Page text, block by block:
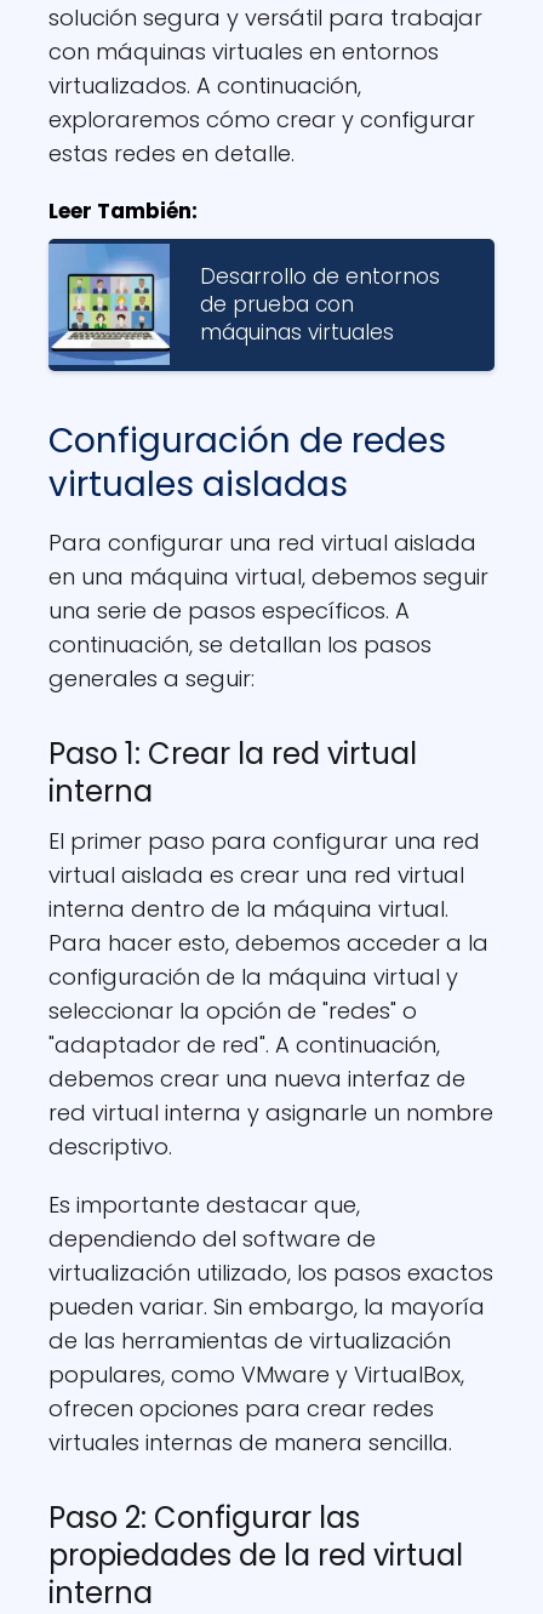
solución segura y versátil para trabajar
con máquinas virtuales en entornos
virtualizados. A continuación,
exploraremos cómo crear y configurar
estas redes en detalle.
Leer También:
Desarrollo de entornos
de prueba con
máquinas virtuales
Configuración de redes
virtuales aisladas
Para configurar una red virtual aislada
en una máquina virtual, debemos seguir
una serie de pasos específicos. A
continuación, se detallan los pasos
generales a seguir:
Paso 1: Crear la red virtual
interna
El primer paso para configurar una red
virtual aislada es crear una red virtual
interna dentro de la máquina virtual.
Para hacer esto, debemos acceder a la
configuración de la máquina virtual y
seleccionar la opción de "redes" o
"adaptador de red". A continuación,
debemos crear una nueva interfaz de
red virtual interna y asignarle un nombre
descriptivo.
Es importante destacar que,
dependiendo del software de
virtualización utilizado, los pasos exactos
pueden variar. Sin embargo, la mayoría
de las herramientas de virtualización
populares, como VMware y VirtualBox,
ofrecen opciones para crear redes
virtuales internas de manera sencilla.
Paso 2: Configurar las
propiedades de la red virtual
interna